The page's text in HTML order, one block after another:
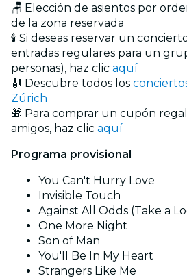
🪑 Elección de asientos por
de la zona reservada
🕯️ Si deseas reservar un
entradas regulares para un
personas), haz clic aquí
🎻 Descubre todos los
Zúrich
🎁 Para comprar un cupón
amigos, haz clic aquí
Programa provisional
You Can't Hurry Love
Invisible Touch
Against All Odds (Take a
One More Night
Son of Man
You'll Be In My Heart
Strangers Like Me